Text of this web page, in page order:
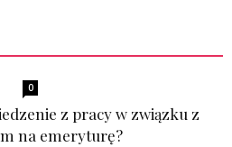
0
z pracy w związku z
na emeryturę?